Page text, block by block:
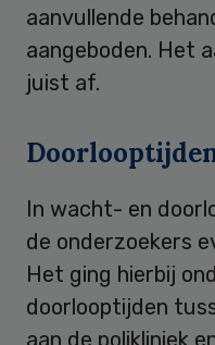
aanvullende
aangeboden. Het
juist af.
In wacht- en
de onderzoekers
Het ging hierbij
doorlooptijden
aan de polikliniek